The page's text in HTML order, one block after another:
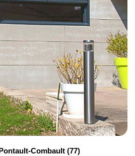
Combault (77)